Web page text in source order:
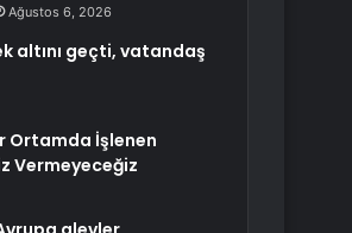
Ağustos 6, 2026
altını geçti, vatandaş
Ortamda İşlenen
Vermeyeceğiz